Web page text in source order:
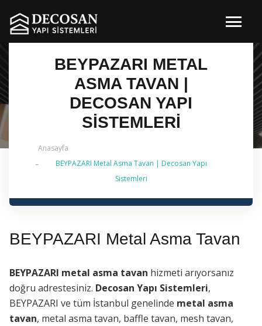
BEYPAZARI METAL
ASMA TAVAN |
DECOSAN YAPI
SISTEMLERI
Anasayfa
BEYPAZARI Metal Asma Tavan | Decosan Yapı
Sistemleri
✔ 2026 Güncel — İstanbul Genelinde Metal Asma
BEYPAZARI Metal Asma Tavan
BEYPAZARI metal asma tavan hizmeti arıyorsanız
doğru adrestesiniz. Decosan Yapı Sistemleri,
BEYPAZARI ve tüm İstanbul genelinde metal asma
tavan, metal asma tavan, baffle tavan, mesh tavan,